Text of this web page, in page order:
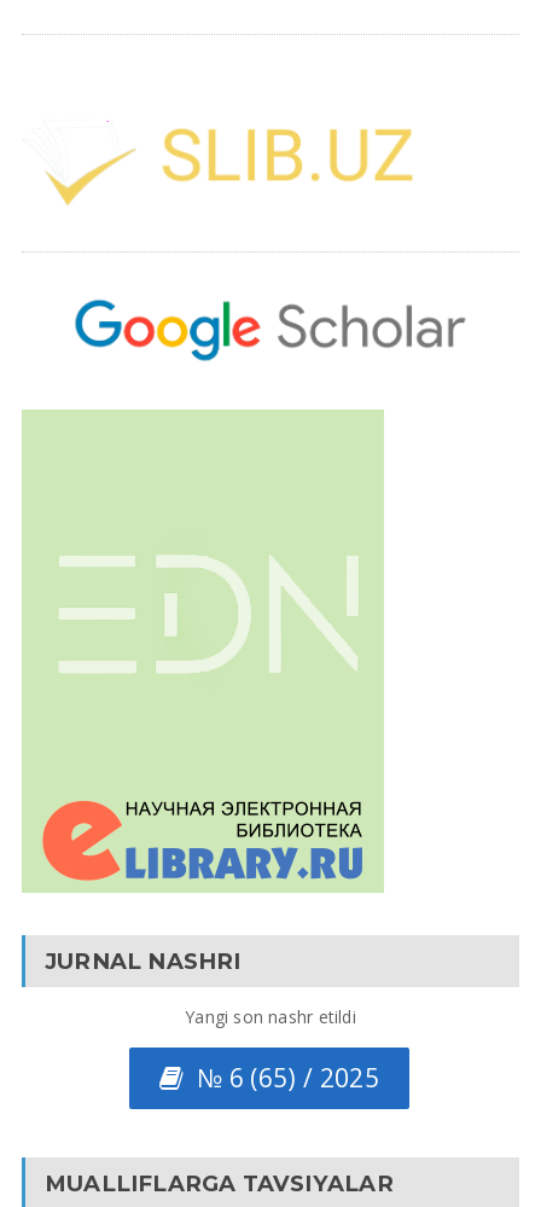
JURNAL NASHRI
Yangi son nashr etildi
№ 6 (65) / 2025
MUALLIFLARGA TAVSIYALAR